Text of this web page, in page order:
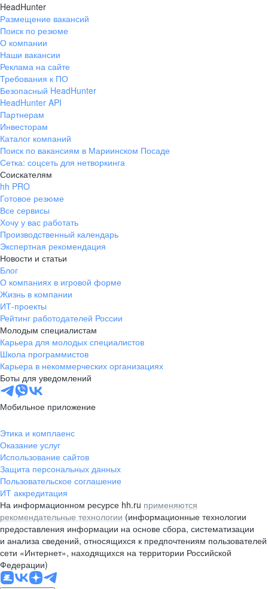
HeadHunter
Размещение вакансий
Поиск по резюме
О компании
Наши вакансии
Реклама на сайте
Требования к ПО
Безопасный HeadHunter
HeadHunter API
Партнерам
Инвесторам
Каталог компаний
Поиск по вакансиям в Мариинском Посаде
Сетка: соцсеть для нетворкинга
Соискателям
hh PRO
Готовое резюме
Все сервисы
Хочу у вас работать
Производственный календарь
Экспертная рекомендация
Новости и статьи
Блог
О компаниях в игровой форме
Жизнь в компании
ИТ-проекты
Рейтинг работодателей России
Молодым специалистам
Карьера для молодых специалистов
Школа программистов
Карьера в некоммерческих организациях
Боты для уведомлений
Мобильное приложение
Этика и комплаенс
Оказание услуг
Использование сайтов
Защита персональных данных
Пользовательское соглашение
ИТ аккредитация
На информационном ресурсе hh.ru применяются
рекомендательные технологии (информационные технологии
предоставления информации на основе сбора, систематизации
и анализа сведений, относящихся к предпочтениям пользователей
сети «Интернет», находящихся на территории Российской
Федерации)